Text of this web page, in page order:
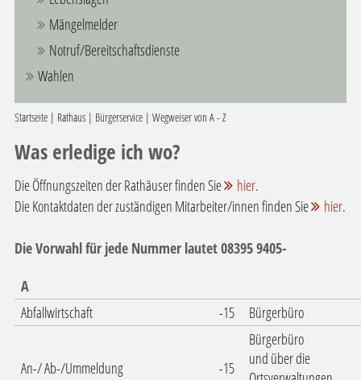
Mängelmelder
Notruf/Bereitschaftsdienste
Wahlen
Startseite| Rathaus| Bürgerservice| Wegweiser von A - Z
Was erledige ich wo?
Die Öffnungszeiten der Rathäuser finden Sie hier.
Die Kontaktdaten der zuständigen Mitarbeiter/innen finden Sie
hier.
Die Vorwahl für jede Nummer lautet 08395 9405-
A
Abfallwirtschaft
-15 Bürgerbüro
An-/ Ab-/Ummeldung -15
Bürgerbüro
und über die